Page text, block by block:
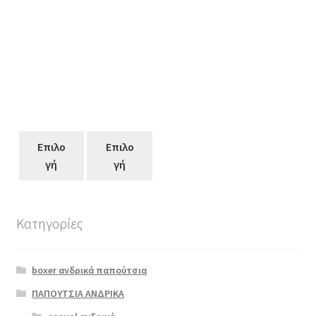
Επιλο
γή
Επιλο
γή
προϊόν
έχει
πολλαπλές
Κατηγορίες
boxer ανδρικά παπούτσια
ΠΑΠΟΥΤΣΙΑ ΑΝΔΡΙΚΑ